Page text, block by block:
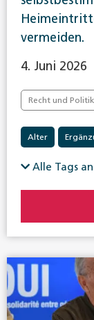
vermeiden.
4. Juni 2026
Recht und Politik
Alter
Alle Tags